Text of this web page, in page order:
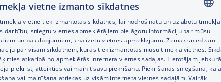
Noderīgas saites
LATVIAN
RUSSIAN
ENGLISH
vietne izmanto sīkdatnes
vietnē tiek izmantotas sīkdatnes, lai nodrošinātu un uzlabotu tīmekļa
darbību, sniegtu vietnes apmeklētājiem pielāgotu informāciju par mūsu
un pakalpojumiem, analizētu vietnes apmeklējumu. Zemāk sniedzam
par visām sīkdatnēm, kuras tiek izmantotas mūsu tīmekļa vietnēs.
atkarībā no apmeklētās interneta vietnes sadaļas. Lietotājam
piekrist, atteikties vai mainīt savu piekrišanu. Piekrišanas sniegšana, kā
vai mainīšana attiecas uz visām interneta vietnes sadaļām. Vairāk